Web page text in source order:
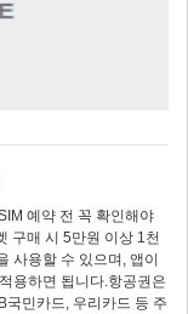
예약 전 꼭 확인해야
구매 시 5만원 이상 1천
사용할 수 있으며, 앱이
용하면 됩니다.항공권은
국민카드, 우리카드 등 주